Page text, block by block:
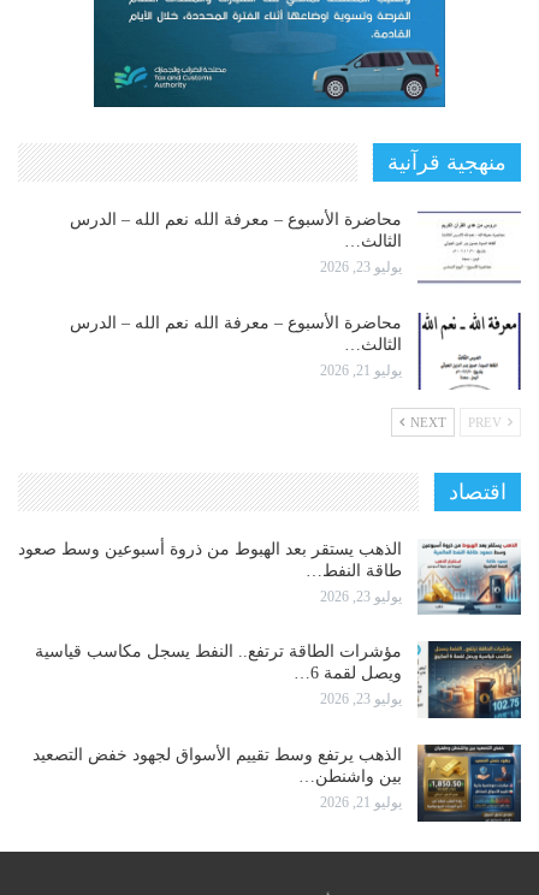
منهجية قرآنية
محاضرة الأسبوع – معرفة الله نعم الله – الدرس
الثالث…
يوليو 23, 2026
محاضرة الأسبوع – معرفة الله نعم الله – الدرس
الثالث…
يوليو 21, 2026
NEXT
اقتصاد
الذهب يستقر بعد الهبوط من ذروة أسبوعين وسط صعود
طاقة النفط…
يوليو 23, 2026
مؤشرات الطاقة ترتفع.. النفط يسجل مكاسب قياسية
ويصل لقمة 6…
يوليو 23, 2026
الذهب يرتفع وسط تقييم الأسواق لجهود خفض التصعيد
بين واشنطن…
يوليو 21, 2026